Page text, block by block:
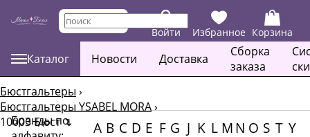
Войти Избранное Корзина
Каталог Новости Доставка
Сборка
заказа
Бюстгальтеры ›
Бюстгальтеры YSABEL MORA›
10003 Бюст↴
Бренды по
A B C D E F G J K L MN O S T Y